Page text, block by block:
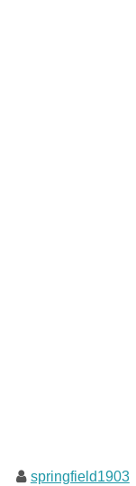
springfield1903